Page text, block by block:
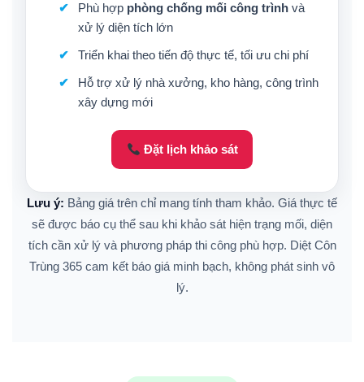
Phù hợp phòng chống mối công trìnhvà
xử lý diện tích lớn
Triển khai theo tiến độ thực tế, tối ưu chi phí
Hỗ trợ xử lý nhà xưởng, kho hàng, công trình
xây dựng mới
Đặt lịch khảo sát
Lưu ý: Bảng giá trên chỉ mang tính tham khảo. Giá thực tế
sẽ được báo cụ thể sau khi khảo sát hiện trạng mối, diện
tích cần xử lý và phương pháp thi công phù hợp. Diệt Côn
Trùng 365 cam kết báo giá minh bạch, không phát sinh vô
lý.